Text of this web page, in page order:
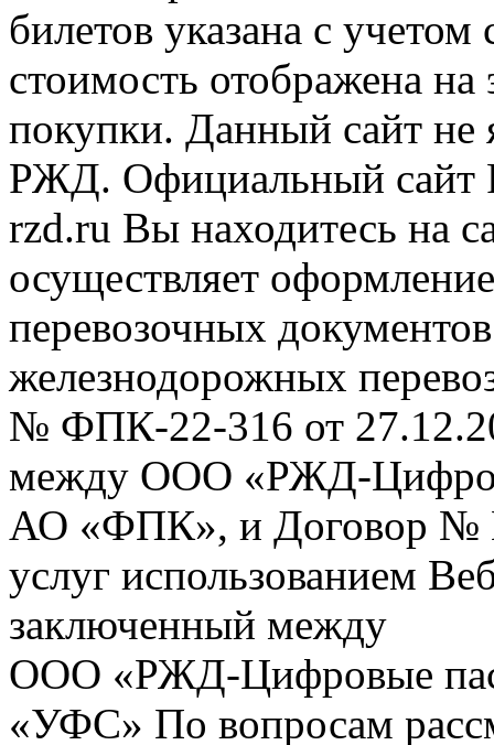
билетов указана с
стоимость отображена
покупки. Данный сайт не
РЖД. Официальный сайт
rzd.ru Вы находитесь на
осуществляет
перевозочных
железнодорожных
№ ФПК-22-316 от
между ООО «РЖД-
АО «ФПК», и Договор №
услуг использованием
заключенный между
ООО «РЖД-Цифровые
«УФС» По вопросам